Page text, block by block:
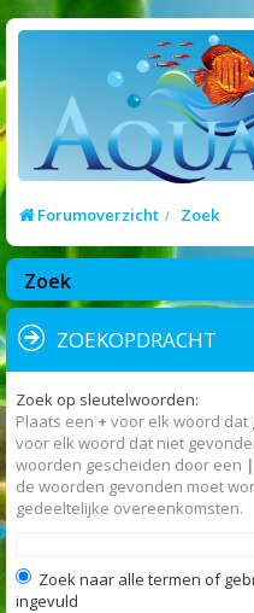
Forumoverzicht Zoek
Zoek
ZOEKOPDRACHT
Zoek op sleutelwoorden:
Plaats een + voor elk woord dat
voor elk woord dat niet
woorden gescheiden door een |
de woorden gevonden moet
gedeeltelijke overeenkomsten.
Zoek naar alle termen of
ingevuld